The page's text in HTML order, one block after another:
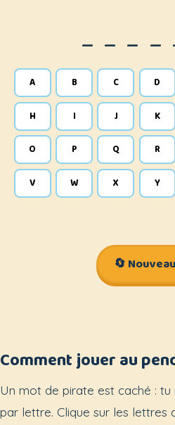
_ _ _ _
A B C D
H I J K
O P Q R
V W X Y
🔄
Comment jouer au
Un mot de pirate est caché : tu
par lettre. Clique sur les lettres